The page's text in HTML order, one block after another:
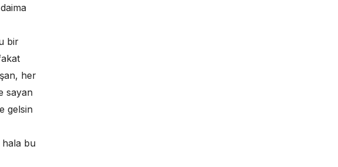
bir
her
sayan
gelsin
hala bu